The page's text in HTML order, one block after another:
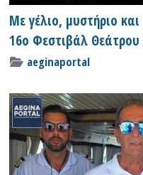
Με γέλιο, μυστήριο
16ο Φεστιβάλ Θεάτρου
aeginaportal